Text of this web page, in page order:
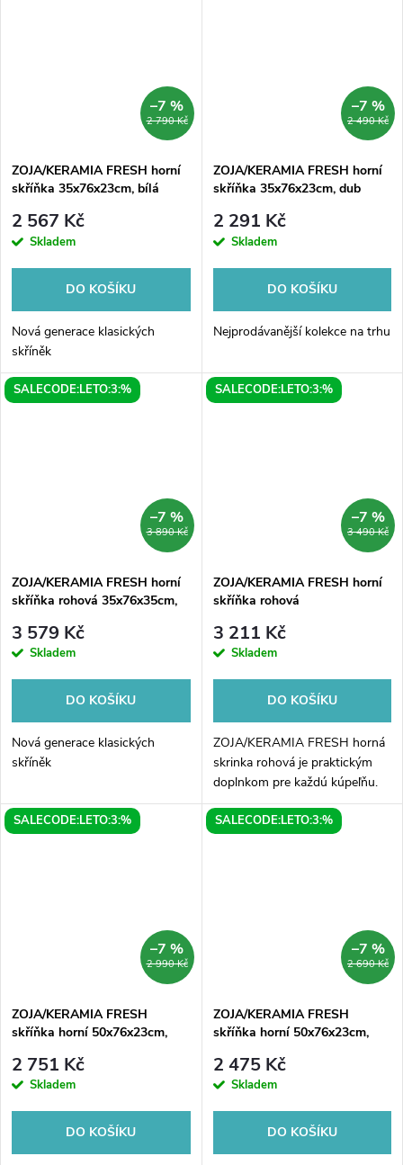
2 790 Kč
–7 %
ZOJA/KERAMIA FRESH horní
skříňka 35x76x23cm, bílá
2 567 Kč
Skladem
DO KOŠÍKU
Nová generace klasických
skříněk
2 490 Kč
–7 %
ZOJA/KERAMIA FRESH horní
skříňka 35x76x23cm, dub
2 291 Kč
Skladem
DO KOŠÍKU
Nejprodávanější kolekce na trhu
SALECODE:LETO:3:%
3 890 Kč
–7 %
ZOJA/KERAMIA FRESH horní
skříňka rohová 35x76x35cm,
3 579 Kč
Skladem
DO KOŠÍKU
Nová generace klasických
skříněk
SALECODE:LETO:3:%
3 490 Kč
–7 %
ZOJA/KERAMIA FRESH horní
skříňka rohová
3 211 Kč
Skladem
DO KOŠÍKU
ZOJA/KERAMIA FRESH horná
skrinka rohová je praktickým
doplnkom pre každú kúpeľňu.
Táto skrinka s rozmermi
35x76x35cm a v elegantnom
SALECODE:LETO:3:%
2 990 Kč
–7 %
ZOJA/KERAMIA FRESH
skříňka horní 50x76x23cm,
2 751 Kč
Skladem
DO KOŠÍKU
SALECODE:LETO:3:%
2 690 Kč
–7 %
ZOJA/KERAMIA FRESH
skříňka horní 50x76x23cm,
2 475 Kč
Skladem
DO KOŠÍKU